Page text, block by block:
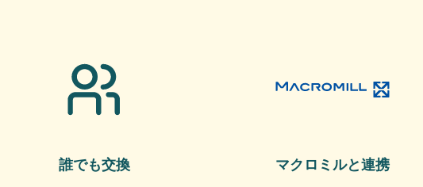
誰でも交換 マクロミルと連携